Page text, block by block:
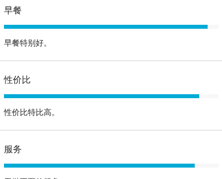
早餐
早餐特别好。
性价比
性价比特比高。
服务